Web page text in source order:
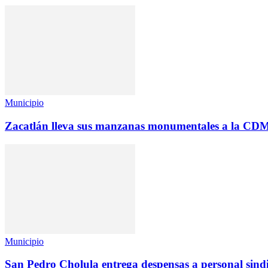
Municipio
Zacatlán lleva sus manzanas monumentales a la
Municipio
San Pedro Cholula entrega despensas a personal